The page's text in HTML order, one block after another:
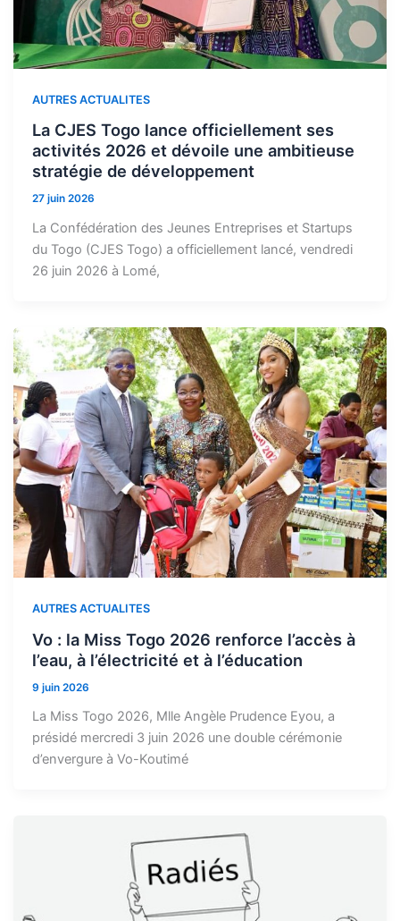
AUTRES ACTUALITES
La CJES Togo lance officiellement ses
activités 2026 et dévoile une ambitieuse
stratégie de développement
27 juin 2026
La Confédération des Jeunes Entreprises et Startups
du Togo (CJES Togo) a officiellement lancé, vendredi
26 juin 2026 à Lomé,
AUTRES ACTUALITES
Vo : la Miss Togo 2026 renforce l’accès à
l’eau, à l’électricité et à l’éducation
9 juin 2026
La Miss Togo 2026, Mlle Angèle Prudence Eyou, a
présidé mercredi 3 juin 2026 une double cérémonie
d’envergure à Vo-Koutimé